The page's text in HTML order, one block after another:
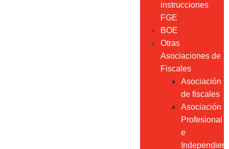
instrucciones
FGE
BOE
Otras
Asociaciones de
Fiscales
Asociación
de fiscales
Asociación
Profesional
e